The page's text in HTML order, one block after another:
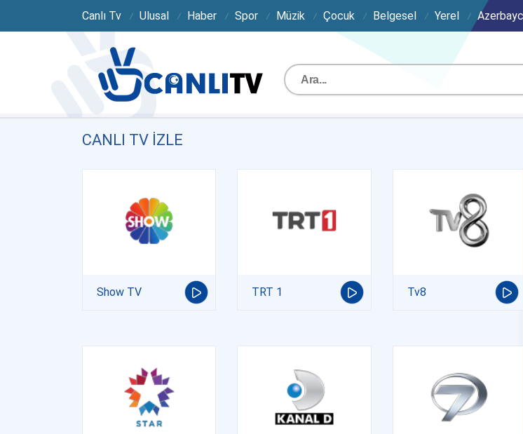
Canlı Tv Ulusal Haber Spor Müzik Çocuk Belgesel Yerel
CANLI TV IZLE
Show TV TRT 1 Tv8